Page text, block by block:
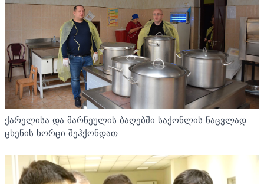
ქარელისა და მარნეულის ბაღებში საქონლის ნაცვლად
ცხენის ხორცი შეჰქონდათ